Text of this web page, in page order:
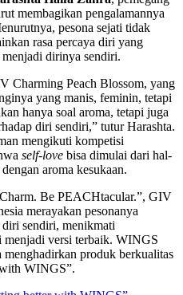
membagikan pengalamannya
pesona sejati tidak
rasa percaya diri yang
dirinya sendiri.
Charming Peach Blossom, yang
yang manis, feminin, tetapi
hanya soal aroma, tetapi juga
diri sendiri,” tutur Harashta.
mengikuti kompetisi
self-love bisa dimulai dari hal-
aroma kesukaan.
Be PEACHtacular.”, GIV
merayakan pesonanya
sendiri, menikmati
menjadi versi terbaik. WINGS
produk berkualitas
WINGS”.